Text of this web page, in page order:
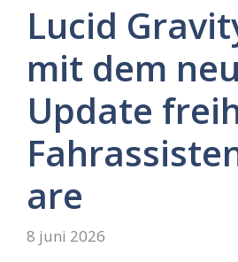
Lucid
mit dem
Update
are
8 juni 2026